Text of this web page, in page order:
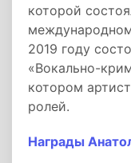
которой
2019 году
«Вокально-
котором
ролей.
Награды